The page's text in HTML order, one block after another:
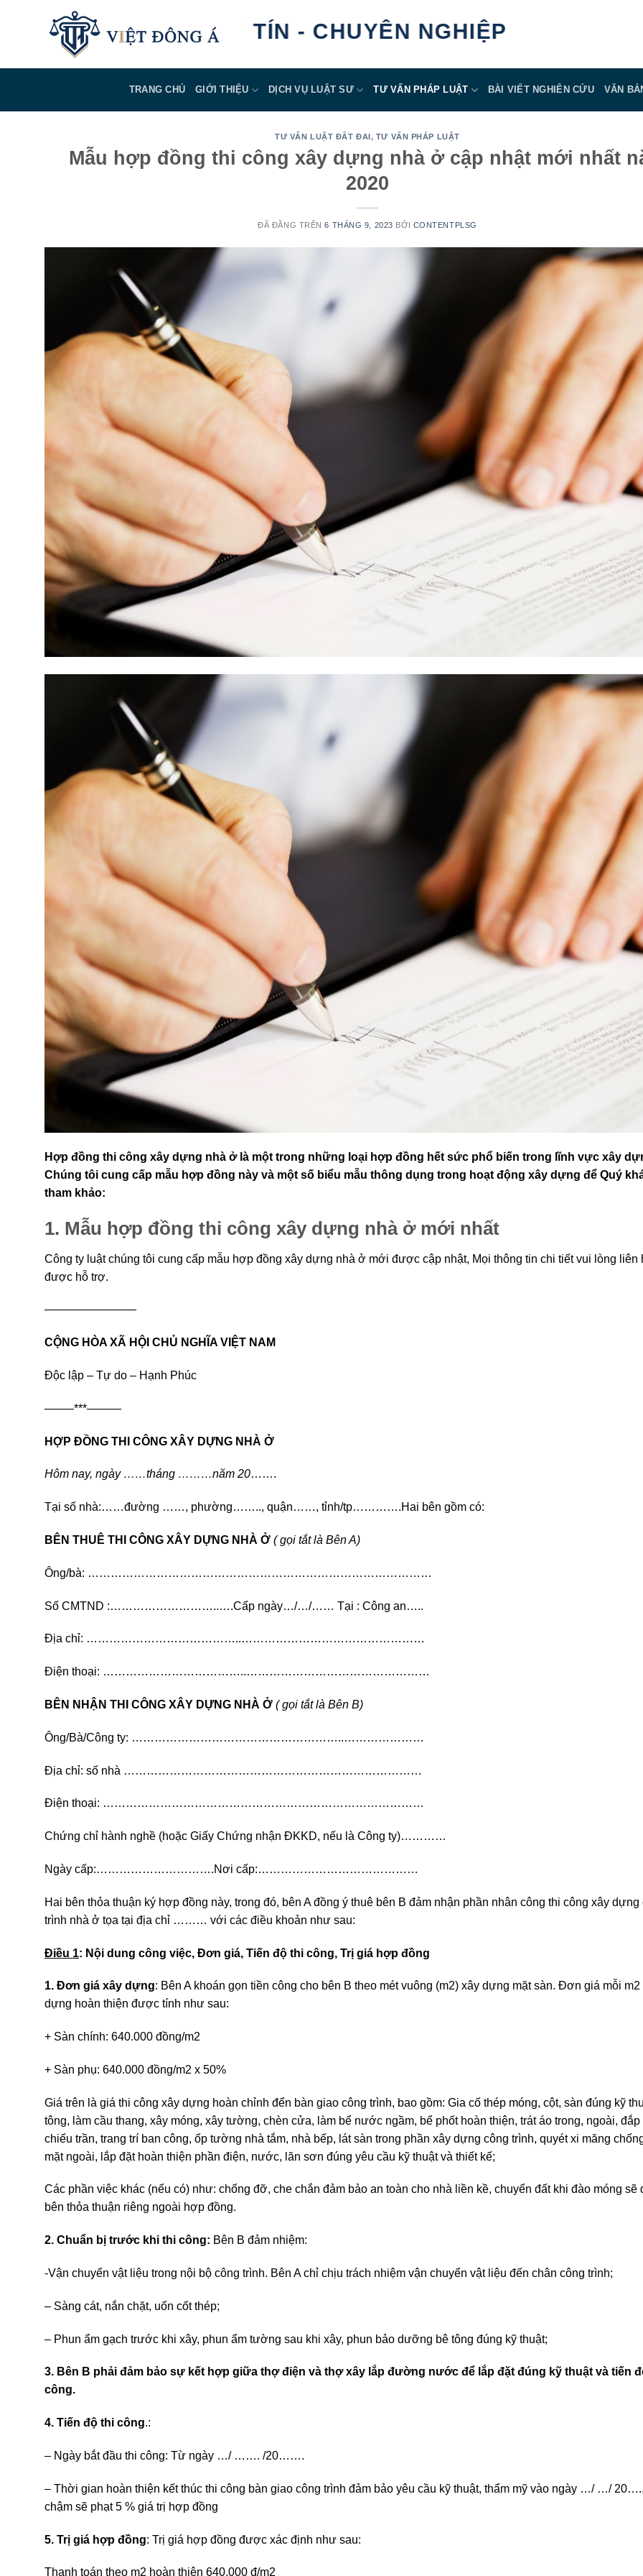
AN TÂM - UY TÍN - CHUYÊN NGHIỆP
TRANG CHỦ GIỚI THIỆU DỊCH VỤ LUẬT SƯ TƯ VẤN PHÁP LUẬT BÀI VIẾT NGHIÊN CỨU VĂN
TƯ VẤN LUẬT ĐẤT ĐAI, TƯ VẤN PHÁP LUẬT
Mẫu hợp đồng thi công xây dựng nhà ở cập nhật mới nhất
2020
ĐÃ ĐĂNG TRÊN6 THÁNG 9, 2023 BỞI CONTENTPLSG
Hợp đồng thi công xây dựng nhà ở là một trong những loại hợp đồng hết sức phổ biến trong lĩnh vực xây
Chúng tôi cung cấp mẫu hợp đồng này và một số biểu mẫu thông dụng trong hoạt động xây dựng để Quý
tham khảo:
1. Mẫu hợp đồng thi công xây dựng nhà ở mới nhất
Công ty luật chúng tôi cung cấp mẫu hợp đồng xây dựng nhà ở mới được cập nhật, Mọi thông tin chi tiết vui lòng liên
được hỗ trợ.
————————
CỘNG HÒA XÃ HỘI CHỦ NGHĨA VIỆT NAM
Độc lập – Tự do – Hạnh Phúc
——–***———
HỢP ĐỒNG THI CÔNG XÂY DỰNG NHÀ Ở
Hôm nay, ngày ……tháng ………năm 20…….
Tại số nhà:……đường ……, phường…….., quận……, tỉnh/tp………….Hai bên gồm có:
BÊN THUÊ THI CÔNG XÂY DỰNG NHÀ Ở ( gọi tắt là Bên A)
Ông/bà: ………………………………………………………………………………
Số CMTND :………………………..….Cấp ngày…/…/…… Tại : Công an…..
Địa chỉ: …………………………………..…………………………………………
Điện thoại: ………………………………..…………………………………………
BÊN NHẬN THI CÔNG XÂY DỰNG NHÀ Ở ( gọi tắt là Bên B)
Ông/Bà/Công ty: ………………………………………………..…………………
Địa chỉ: số nhà ……………………………………………………………………
Điện thoại: …………………………………………………………………………
Chứng chỉ hành nghề (hoặc Giấy Chứng nhận ĐKKD, nếu là Công ty)…………
Ngày cấp:………………………….Nơi cấp:……………………………………
Hai bên thỏa thuận ký hợp đồng này, trong đó, bên A đồng ý thuê bên B đảm nhận phần nhân công thi công xây dựng
trình nhà ở tọa tại địa chỉ ……… với các điều khoản như sau:
Điều 1: Nội dung công việc, Đơn giá, Tiến độ thi công, Trị giá hợp đồng
1. Đơn giá xây dựng: Bên A khoán gọn tiền công cho bên B theo mét vuông (m2) xây dựng mặt sàn. Đơn giá mỗi m2
dựng hoàn thiện được tính như sau:
+ Sàn chính: 640.000 đồng/m2
+ Sàn phụ: 640.000 đồng/m2 x 50%
Giá trên là giá thi công xây dựng hoàn chỉnh đển bàn giao công trình, bao gồm: Gia cố thép móng, cột, sàn đúng kỹ
tông, làm cầu thang, xây móng, xây tường, chèn cửa, làm bể nước ngầm, bể phốt hoàn thiện, trát áo trong, ngoài, đắp
chiếu trần, trang trí ban công, ốp tường nhà tắm, nhà bếp, lát sàn trong phần xây dựng công trình, quyét xi măng
mặt ngoài, lắp đặt hoàn thiện phần điện, nước, lăn sơn đúng yêu cầu kỹ thuật và thiết kế;
Các phần việc khác (nếu có) như: chống đỡ, che chắn đảm bảo an toàn cho nhà liền kề, chuyển đất khi đào móng sẽ
bên thỏa thuận riêng ngoài hợp đồng.
2. Chuẩn bị trước khi thi công: Bên B đảm nhiệm:
-Vận chuyển vật liệu trong nội bộ công trình. Bên A chỉ chịu trách nhiệm vận chuyển vật liệu đến chân công trình;
– Sàng cát, nắn chặt, uốn cốt thép;
– Phun ẩm gạch trước khi xây, phun ẩm tường sau khi xây, phun bảo dưỡng bê tông đúng kỹ thuật;
3. Bên B phải đảm bảo sự kết hợp giữa thợ điện và thợ xây lắp đường nước để lắp đặt đúng kỹ thuật và tiến
công.
4. Tiến độ thi công.:
– Ngày bắt đầu thi công: Từ ngày …/ ……. /20…….
– Thời gian hoàn thiện kết thúc thi công bàn giao công trình đảm bảo yêu cầu kỹ thuật, thẩm mỹ vào ngày …/ …/
chậm sẽ phạt 5 % giá trị hợp đồng
5. Trị giá hợp đồng: Trị giá hợp đồng được xác định như sau:
Thanh toán theo m2 hoàn thiện 640.000 đ/m2